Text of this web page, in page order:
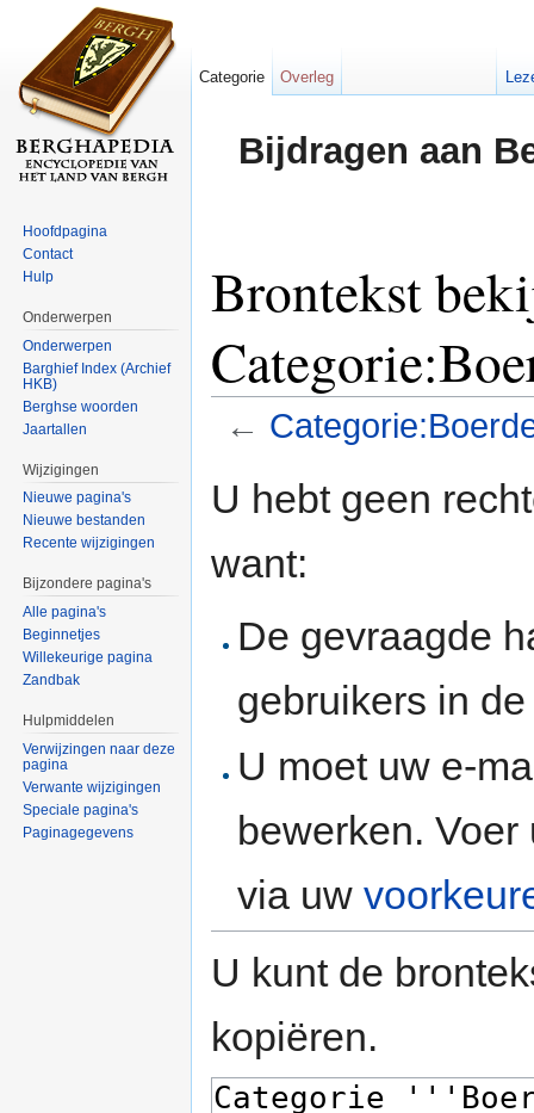
Bijdragen aan
Brontekst
←
U hebt geen
want:
De gevraagde
gebruikers in
U moet uw e-
bewerken.
via uw
U kunt de
kopiëren.
Categorie Overleg
Hoofdpagina
Contact
Hulp
Onderwerpen
Onderwerpen
Barghief Index (Archief
HKB)
Berghse woorden
Jaartallen
Wijzigingen
Nieuwe pagina's
Nieuwe bestanden
Recente wijzigingen
Bijzondere pagina's
Alle pagina's
Beginnetjes
Willekeurige pagina
Zandbak
Hulpmiddelen
Verwijzingen naar deze
pagina
Verwante wijzigingen
Speciale pagina's
Paginagegevens